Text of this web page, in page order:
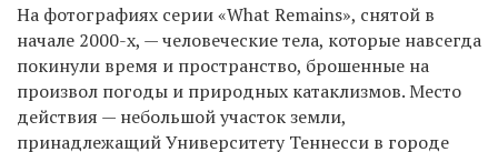
На фотографиях серии «What Remains», снятой в
начале 2000-х, — человеческие тела, которые навсегда
покинули время и пространство, брошенные на
произвол погоды и природных катаклизмов. Место
действия — небольшой участок земли,
принадлежащий Университету Теннесси в городе